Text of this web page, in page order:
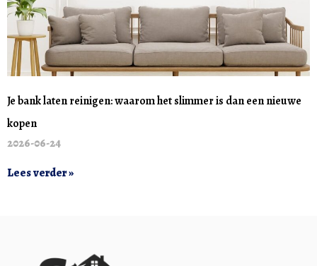
Je bank laten reinigen: waarom het slimmer is dan een nieuwe
kopen
2026-06-24
Lees verder »